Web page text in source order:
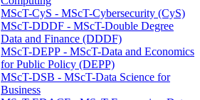
MScT-CyS - MScT-Cybersecurity (CyS)
MScT-DDDF - MScT-Double Degree
Data and Finance (DDDF)
MScT-DEPP - MScT-Data and Economics
for Public Policy (DEPP)
MScT-DSB - MScT-Data Science for
Business